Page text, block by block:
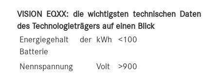
VISION EQXX: die wichtigsten technischen Daten
des Technologieträgers auf einen Blick
Energiegehalt der
Batterie
kWh <100
Nennspannung Volt
>900